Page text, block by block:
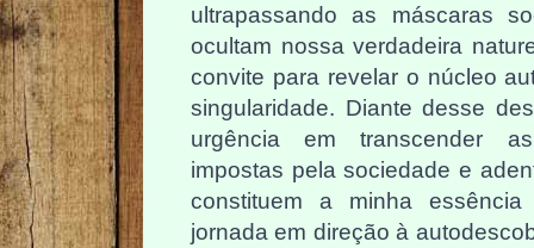
ultrapassando as máscaras
ocultam nossa verdadeira
convite para revelar o núcleo
singularidade. Diante desse
urgência em transcender
impostas pela sociedade e
constituem a minha
jornada em direção à